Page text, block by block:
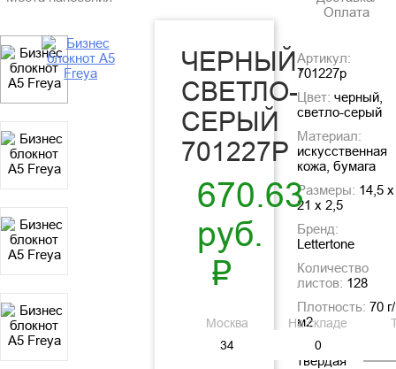
ЧЕРНЫЙ,
СВЕТЛО-
СЕРЫЙ
701227P
670.63
руб.
₽
Москва На складе
Оплата
Артикул:
701227p
Цвет: черный,
светло-серый
Материал:
искусственная
кожа, бумага
Размеры: 14,5 x
21 x 2,5
Бренд:
Lettertone
Количество
листов: 128
Плотность: 70 г/
м2
Тип обложки:
твердая